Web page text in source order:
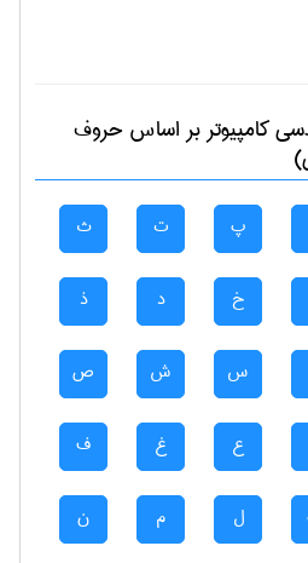
كامپيوتربر اساس حروف
پ ت ث
خ د ذ
س ش ص
ع غ ف
ل م ن